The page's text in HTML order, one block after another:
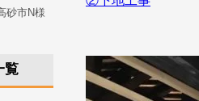
砂市N様
覧